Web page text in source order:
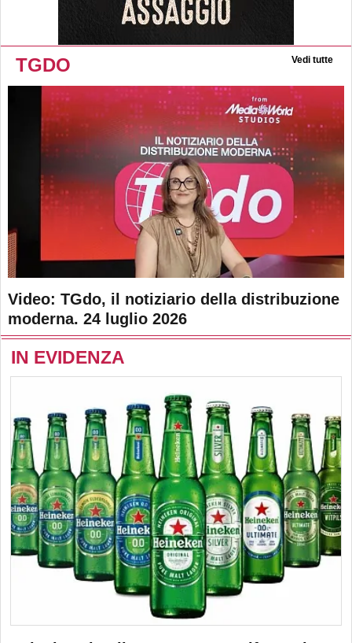
TGDO Vedi tutte
Video: TGdo, il notiziario della distribuzione
moderna. 24 luglio 2026
IN EVIDENZA